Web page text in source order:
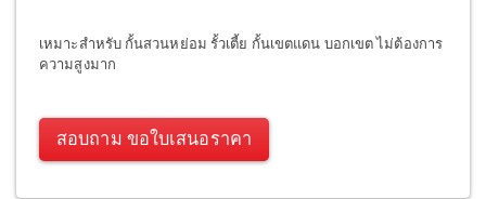
เหมาะสำหรับ กั้นสวนหย่อม รั้วเตี้ย กั้นเขตแดน บอกเขต ไม่ต้องการ
ความสูงมาก
สอบถาม ขอใบเสนอราคา